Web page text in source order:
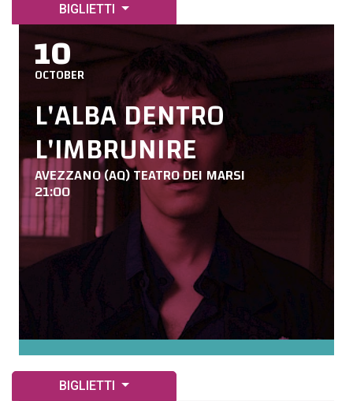
BIGLIETTI
10
OCTOBER
L'ALBA DENTRO
L'IMBRUNIRE
AVEZZANO (AQ) TEATRO DEI MARSI
21:00
BIGLIETTI